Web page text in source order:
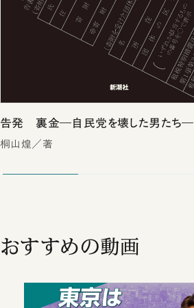
告発 裏金―自民党を壊した男たち―
桐山煌／著
おすすめの動画